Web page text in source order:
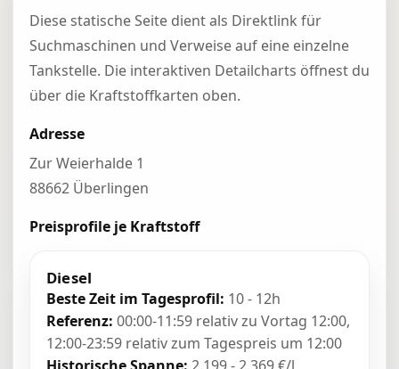
Diese statische Seite dient als Direktlink für
Suchmaschinen und Verweise auf eine einzelne
Tankstelle. Die interaktiven Detailcharts öffnest du
über die Kraftstoffkarten oben.
Adresse
Zur Weierhalde 1
88662 Überlingen
Preisprofile je Kraftstoff
Diesel
Beste Zeit im Tagesprofil: 10 - 12h
Referenz: 00:00-11:59 relativ zu Vortag 12:00,
12:00-23:59 relativ zum Tagespreis um 12:00